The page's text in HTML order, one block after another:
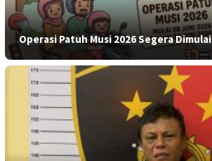
Operasi Patuh Musi 2026 Segera Dimulai